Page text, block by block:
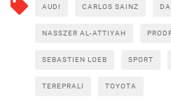
AUDI CARLOS SAINZ
NASSZER AL-ATTIYAH
SEBASTIEN LOEB SPORT
TEREPRALI TOYOTA